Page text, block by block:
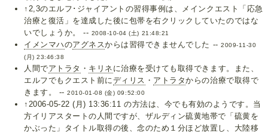
↑2,3のエルフ･ジャイアントの習得事例は、メインクエスト「応急
治療と復活」を達成した後に包帯を右クリックしていたのではな
いでしょうか。 -- 2008-10-04 (土) 21:48:21
イメンマハのアグネスからは習得できませんでした --2009-11-30
(月) 23:46:38
人間でアトラタ ・ キリネ に治療を受けても取得できます。また、
エルフでもクエスト前に ディリス ・ アトラタからの治療で取得で
きます。 --2010-01-08 (金) 09:52:00
↑2006-05-22 (月) 13:36:11 の方法は、今でも有効のようです。当
方イリアスタートの人間ですが、ザルディン硫黄地帯で「硫黄を
かぶった」タイトル取得の後、念のため１分ほど放置し、大陸移